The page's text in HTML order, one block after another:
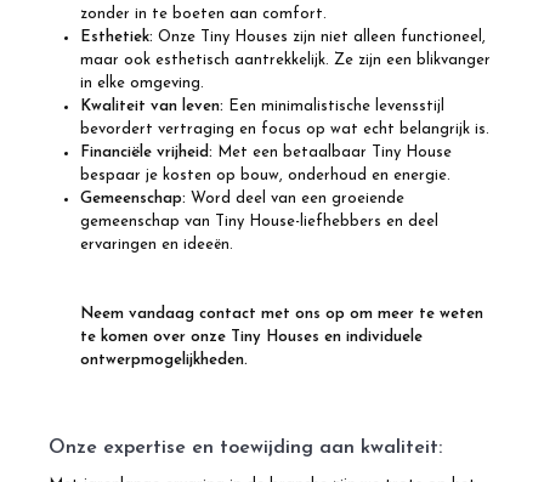
zonder in te boeten aan comfort.
Esthetiek: Onze Tiny Houses zijn niet alleen functioneel,
maar ook esthetisch aantrekkelijk. Ze zijn een blikvanger
in elke omgeving.
Kwaliteit van leven: Een minimalistische levensstijl
bevordert vertraging en focus op wat echt belangrijk is.
Financiële vrijheid: Met een betaalbaar Tiny House
bespaar je kosten op bouw, onderhoud en energie.
Gemeenschap: Word deel van een groeiende
gemeenschap van Tiny House-liefhebbers en deel
ervaringen en ideeën.
Neem vandaag contact met ons op om meer te weten
te komen over onze Tiny Houses en individuele
ontwerpmogelijkheden.
Onze expertise en toewijding aan kwaliteit: